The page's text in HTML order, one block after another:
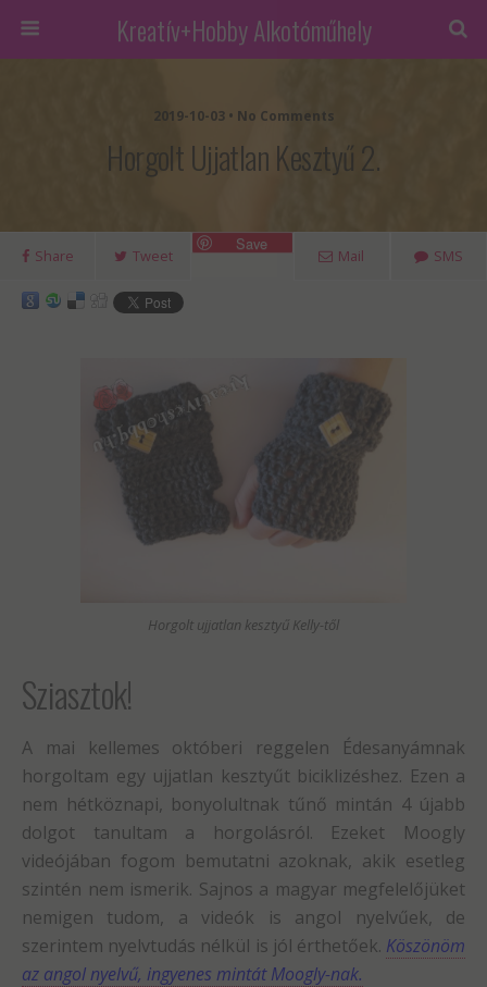
Kreatív+Hobby Alkotóműhely
2019-10-03 • No Comments
Horgolt Ujjatlan Kesztyű 2.
Share Tweet
Save
Mail SMS
Horgolt ujjatlan kesztyű Kelly-től
Sziasztok!
A mai kellemes októberi reggelen Édesanyámnak
horgoltam egy ujjatlan kesztyűt biciklizéshez. Ezen a
nem hétköznapi, bonyolultnak tűnő mintán 4 újabb
dolgot tanultam a horgolásról. Ezeket Moogly
videójában fogom bemutatni azoknak, akik esetleg
szintén nem ismerik. Sajnos a magyar megfelelőjüket
nemigen tudom, a videók is angol nyelvűek, de
szerintem nyelvtudás nélkül is jól érthetőek. Köszönöm
az angol nyelvű, ingyenes mintát Moogly-nak.